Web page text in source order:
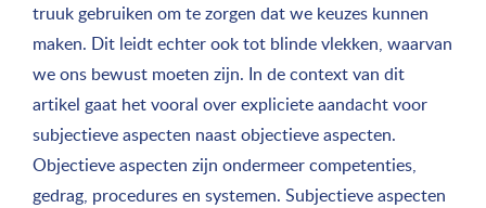
truuk gebruiken om te zorgen dat we keuzes kunnen
maken. Dit leidt echter ook tot blinde vlekken, waarvan
we ons bewust moeten zijn. In de context van dit
artikel gaat het vooral over expliciete aandacht voor
subjectieve aspecten naast objectieve aspecten.
Objectieve aspecten zijn ondermeer competenties,
gedrag, procedures en systemen. Subjectieve aspecten